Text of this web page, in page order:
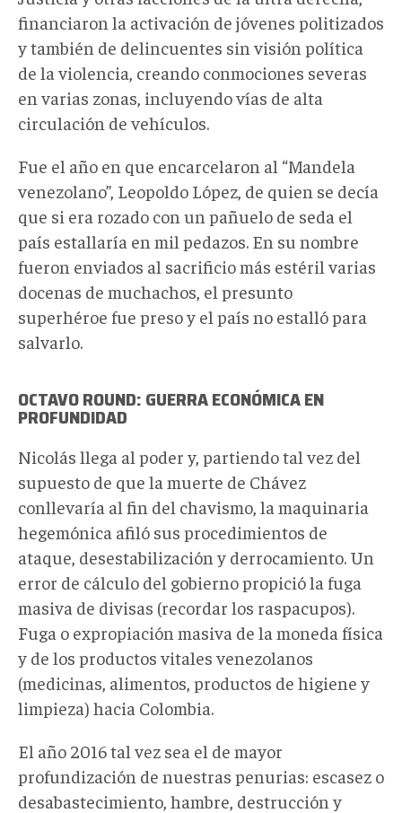
financiaron la activación de jóvenes politizados
y también de delincuentes sin visión política
de la violencia, creando conmociones severas
en varias zonas, incluyendo vías de alta
circulación de vehículos.
Fue el año en que encarcelaron al “Mandela
venezolano”, Leopoldo López, de quien se decía
que si era rozado con un pañuelo de seda el
país estallaría en mil pedazos. En su nombre
fueron enviados al sacrificio más estéril varias
docenas de muchachos, el presunto
superhéroe fue preso y el país no estalló para
salvarlo.
OCTAVO ROUND: GUERRA ECONÓMICA EN
PROFUNDIDAD
Nicolás llega al poder y, partiendo tal vez del
supuesto de que la muerte de Chávez
conllevaría al fin del chavismo, la maquinaria
hegemónica afiló sus procedimientos de
ataque, desestabilización y derrocamiento. Un
error de cálculo del gobierno propició la fuga
masiva de divisas (recordar los raspacupos).
Fuga o expropiación masiva de la moneda física
y de los productos vitales venezolanos
(medicinas, alimentos, productos de higiene y
limpieza) hacia Colombia.
El año 2016 tal vez sea el de mayor
profundización de nuestras penurias: escasez o
desabastecimiento, hambre, destrucción y